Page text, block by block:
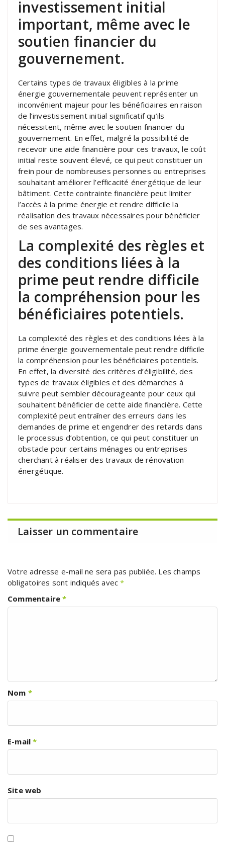
investissement initial
important, même avec le
soutien financier du
gouvernement.
Certains types de travaux éligibles à la prime
énergie gouvernementale peuvent représenter un
inconvénient majeur pour les bénéficiaires en raison
de l’investissement initial significatif qu’ils
nécessitent, même avec le soutien financier du
gouvernement. En effet, malgré la possibilité de
recevoir une aide financière pour ces travaux, le coût
initial reste souvent élevé, ce qui peut constituer un
frein pour de nombreuses personnes ou entreprises
souhaitant améliorer l’efficacité énergétique de leur
bâtiment. Cette contrainte financière peut limiter
l’accès à la prime énergie et rendre difficile la
réalisation des travaux nécessaires pour bénéficier
de ses avantages.
La complexité des règles et
des conditions liées à la
prime peut rendre difficile
la compréhension pour les
bénéficiaires potentiels.
La complexité des règles et des conditions liées à la
prime énergie gouvernementale peut rendre difficile
la compréhension pour les bénéficiaires potentiels.
En effet, la diversité des critères d’éligibilité, des
types de travaux éligibles et des démarches à
suivre peut sembler décourageante pour ceux qui
souhaitent bénéficier de cette aide financière. Cette
complexité peut entraîner des erreurs dans les
demandes de prime et engendrer des retards dans
le processus d’obtention, ce qui peut constituer un
obstacle pour certains ménages ou entreprises
cherchant à réaliser des travaux de rénovation
énergétique.
Laisser un commentaire
Votre adresse e-mail ne sera pas publiée. Les champs
obligatoires sont indiqués avec*
Commentaire*
Nom *
E-mail*
Site web